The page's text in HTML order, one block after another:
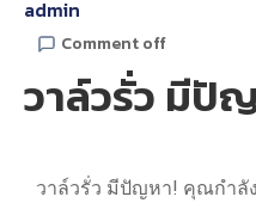
admin
Comment off
วาล์วรั่ว มีปั
วาล์วรั่ว มีปัญหา! คุณกำลั